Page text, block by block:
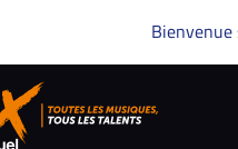
Bienvenue